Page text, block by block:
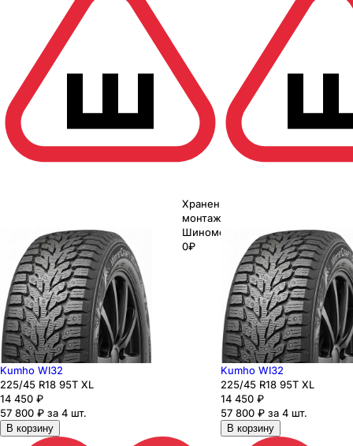
Хранение до
монтажа 0₽
Шиномонтаж
0₽
Kumho WI32
225/45 R18 95T XL
14 450 ₽
57 800 ₽ за 4 шт.
В корзину
Kumho WI32
225/45 R18 95T XL
14 450 ₽
57 800 ₽ за 4 шт.
В корзину